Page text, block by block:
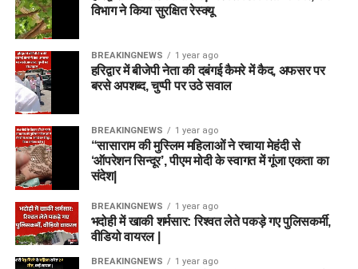
विभाग ने किया सुरक्षित रेस्क्यू
BREAKINGNEWS 1 year ago
हरिद्वार में बीजेपी नेता की दबंगई कैमरे में कैद, अफसर पर
बरसे अपशब्द, चुप्पी पर उठे सवाल
BREAKINGNEWS 1 year ago
“सासाराम की मुस्लिम महिलाओं ने रचाया मेहंदी से
‘ऑपरेशन सिन्दूर’, पीएम मोदी के स्वागत में गूंजा एकता का
संदेश|
BREAKINGNEWS 1 year ago
भदोही में खाकी शर्मसार: रिश्वत लेते पकड़े गए पुलिसकर्मी,
वीडियो वायरल |
BREAKINGNEWS 1 year ago